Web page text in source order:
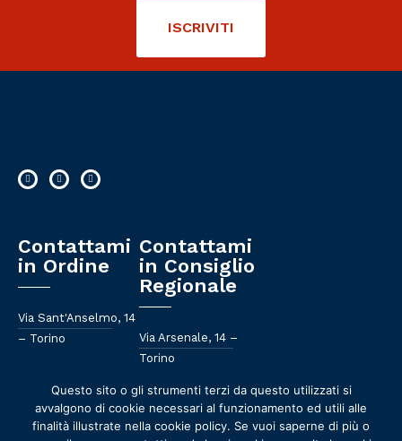
ISCRIVITI
Contattami
in Ordine
Via Sant'Anselmo, 14
– Torino
segreteria@ordinefarmacisti.torino.it
Contattami
in Consiglio
Regionale
Via Arsenale, 14 –
Torino
011 57 57 081
mario@mariogiaccone.it
Questo sito o gli strumenti terzi da questo utilizzati si
avvalgono di cookie necessari al funzionamento ed utili alle
finalità illustrate nella cookie policy. Se vuoi saperne di più o